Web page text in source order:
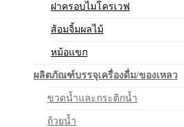
ฝาครอบไมโครเวฟ
ส้อมจิ้มผลไม้
หม้อแขก
ผลิตภัณฑ์บรรจุเครื่องดื่ม/ของเหลว
ขวดน้ำและกระติกน้ำ
ถ้วยน้ำ